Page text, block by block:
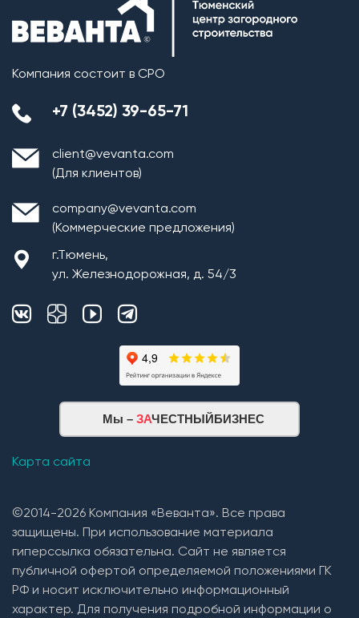
Компания состоит в СРО
+7 (3452) 39-65-71
client@vevanta.com
(Для клиентов)
company@vevanta.com
(Коммерческие предложения)
г.Тюмень,
ул. Железнодорожная, д. 54/3
Мы – ЗАЧЕСТНЫЙБИЗНЕС
Карта сайта
©2014-2026 Компания «Веванта». Все права
защищены. При использование материала
гиперссылка обязательна. Сайт не является
публичной офертой определяемой положениями ГК
РФ и носит исключительно информационный
характер. Для получения подробной информации о